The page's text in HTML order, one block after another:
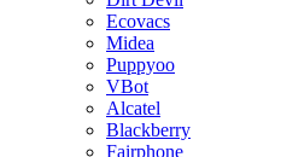
Ecovacs
Midea
Puppyoo
VBot
Alcatel
Blackberry
Fairphone